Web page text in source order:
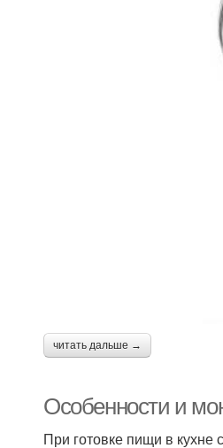
читать дальше →
Особенности и
При готовке пищи в